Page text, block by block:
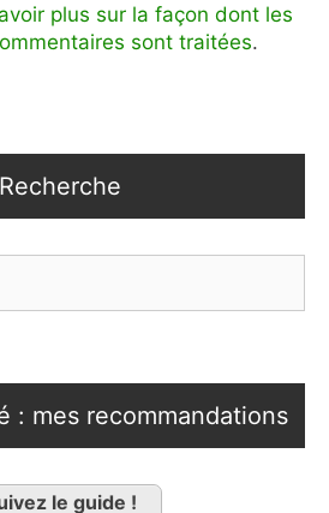
plus sur la façon dont les
sont traitées.
Recherche
: mes recommandations
le guide !